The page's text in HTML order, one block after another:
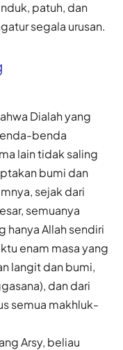
patuh, dan
segala urusan.
Dialah yang
benda
lain tidak saling
bumi dan
sejak dari
semuanya
hanya Allah sendiri
enam masa yang
langit dan bumi,
dan dari
semua makhluk-
Arsy, beliau